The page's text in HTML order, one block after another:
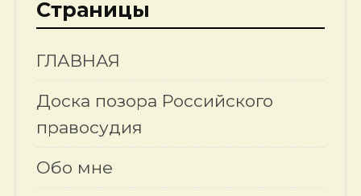
Страницы
ГЛАВНАЯ
Доска позора Российского
правосудия
Обо мне